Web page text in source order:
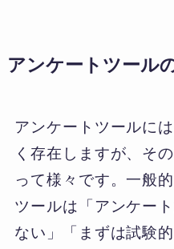
アンケートツール
アンケートツールに
く存在しますが、そ
って様々です。一般
ツールは「アンケー
ない」「まずは試験